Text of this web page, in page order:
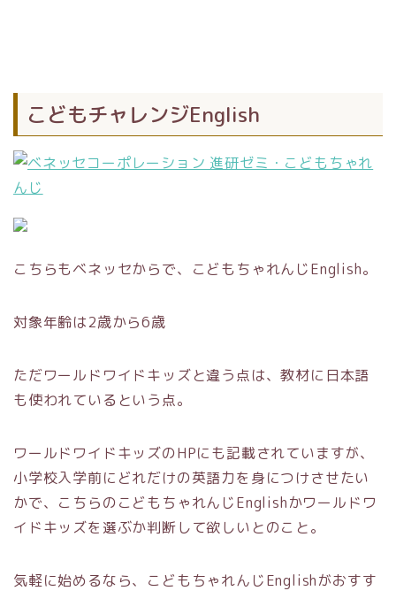
こどもチャレンジEnglish
こちらもベネッセからで、こどもちゃれんじEnglish。
対象年齢は2歳から6歳
ただワールドワイドキッズと違う点は、教材に日本語
も使われているという点。
ワールドワイドキッズのHPにも記載されていますが、
小学校入学前にどれだけの英語力を身につけさせたい
かで、こちらのこどもちゃれんじEnglishかワールドワ
イドキッズを選ぶか判断して欲しいとのこと。
気軽に始めるなら、こどもちゃれんじEnglishがおすす